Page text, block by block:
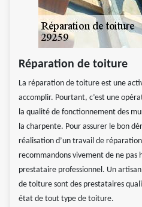
Réparation de toiture
La réparation de toiture est une
accomplir. Pourtant, c’est une
la qualité de fonctionnement des
la charpente. Pour assurer le bon
réalisation d’un travail de
recommandons vivement de ne pas
prestataire professionnel. Un
de toiture sont des prestataires
état de tout type de toiture.